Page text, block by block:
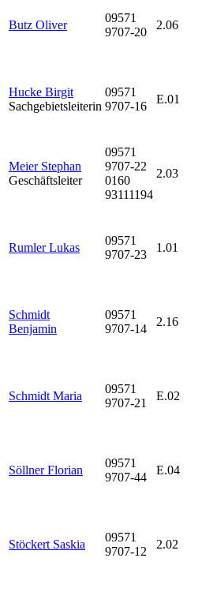
Butz Oliver
09571
9707-20
2.06
Hucke Birgit
Sachgebietsleiterin
09571
9707-16
E.01
Meier Stephan
Geschäftsleiter
09571
9707-22
0160
93111194
2.03
Rumler Lukas
09571
9707-23
1.01
Schmidt
Benjamin
09571
9707-14
2.16
Schmidt Maria
09571
9707-21
E.02
Söllner Florian
09571
9707-44
E.04
Stöckert Saskia
09571
9707-12
2.02